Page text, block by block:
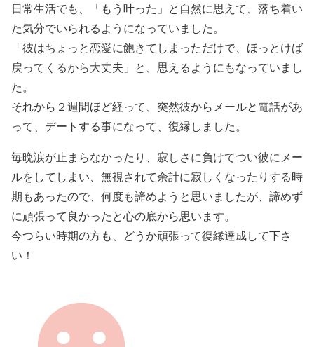
日常生活でも、「もう叶った」と自然に思えて、落ち着い
た気分でいられるようになっていました。
「彼はちょっと恋愛に飽きてしまっただけで、ほっとけば
戻ってくるから大丈夫」と、思えるようにもなっていまし
た。
それから２週間ほど経って、突然彼からメールと電話があ
って、デートする事になって、復縁しました。
毎晩涙が止まらなかったり、寂しさに負けてつい彼にメー
ルをしてしまい、無視されて余計に寂しくなったりする時
期もあったので、何度も諦めようと思いましたが、諦めず
に頑張って良かったと心の底から思います。
今つらい時期の方も、どうか頑張って復縁達成して下さ
い！